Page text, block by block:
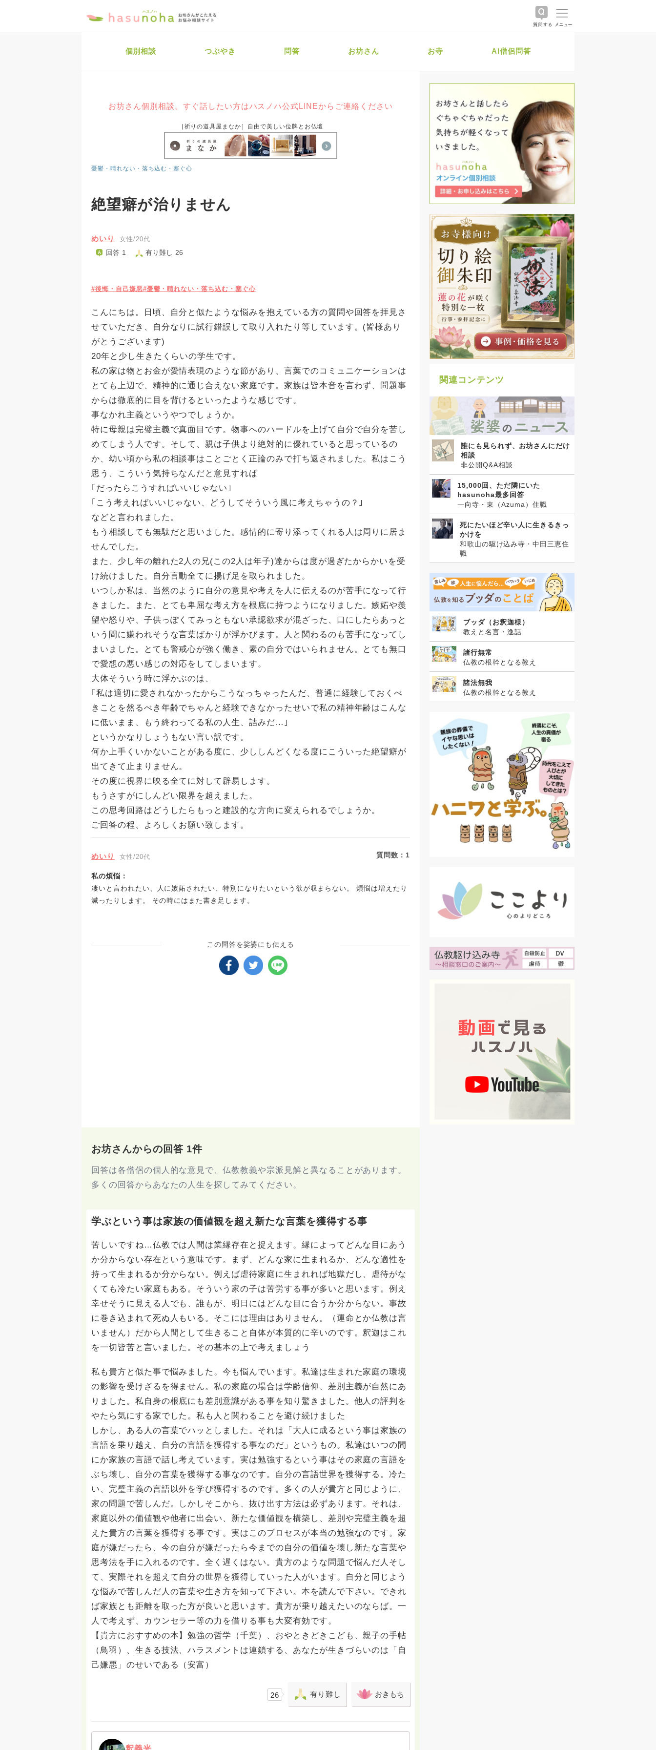
個別相談 つぶやき 問答 お坊さん お寺 AI僧侶問答
お坊さん個別相談。すぐ話したい方はハスノハ公式LINEからご連絡ください
［祈りの道具屋まなか］自由で美しい位牌とお仏壇
憂鬱・晴れない・落ち込む・塞ぐ心
絶望癖が治りません
めいり 女性/20代
回答 1 有り難し 26
#後悔・自己嫌悪#憂鬱・晴れない・落ち込む・塞ぐ心
こんにちは。日頃、自分と似たような悩みを抱えている方の質問や回答を拝見さ
せていただき、自分なりに試行錯誤して取り入れたり等しています。(皆様あり
がとうございます)
20年と少し生きたくらいの学生です。
私の家は物とお金が愛情表現のような節があり、言葉でのコミュニケーションは
とても上辺で、精神的に通じ合えない家庭です。家族は皆本音を言わず、問題事
からは徹底的に目を背けるといったような感じです。
事なかれ主義というやつでしょうか。
特に母親は完璧主義で真面目です。物事へのハードルを上げて自分で自分を苦し
めてしまう人です。そして、親は子供より絶対的に優れていると思っているの
か、幼い頃から私の相談事はことごとく正論のみで打ち返されました。私はこう
思う、こういう気持ちなんだと意見すれば
｢だったらこうすればいいじゃない｣
｢こう考えればいいじゃない、どうしてそういう風に考えちゃうの？｣
などと言われました。
もう相談しても無駄だと思いました。感情的に寄り添ってくれる人は周りに居ま
せんでした。
また、少し年の離れた2人の兄(この2人は年子)達からは度が過ぎたからかいを受
け続けました。自分言動全てに揚げ足を取られました。
いつしか私は、当然のように自分の意見や考えを人に伝えるのが苦手になって行
きました。また、とても卑屈な考え方を根底に持つようになりました。嫉妬や羨
望や怒りや、子供っぽくてみっともない承認欲求が混ざった、口にしたらあっと
いう間に嫌われそうな言葉ばかりが浮かびます。人と関わるのも苦手になってし
まいました。とても警戒心が強く働き、素の自分ではいられません。とても無口
で愛想の悪い感じの対応をしてしまいます。
大体そういう時に浮かぶのは、
｢私は適切に愛されなかったからこうなっちゃったんだ、普通に経験しておくべ
きことを然るべき年齢でちゃんと経験できなかったせいで私の精神年齢はこんな
に低いまま、もう終わってる私の人生、詰みだ…｣
というかなりしょうもない言い訳です。
何か上手くいかないことがある度に、少ししんどくなる度にこういった絶望癖が
出てきて止まりません。
その度に視界に映る全てに対して辟易します。
もうさすがにしんどい限界を超えました。
この思考回路はどうしたらもっと建設的な方向に変えられるでしょうか。
ご回答の程、よろしくお願い致します。
めいり 女性/20代 質問数： 1
私の煩悩：
凄いと言われたい、人に嫉妬されたい、特別になりたいという欲が収まらない。 煩悩は増えたり
減ったりします。 その時にはまた書き足します。
この問答を娑婆にも伝える
お坊さんからの回答 1件
回答は各僧侶の個人的な意見で、仏教教義や宗派見解と異なることがあります。
多くの回答からあなたの人生を探してみてください。
学ぶという事は家族の価値観を超え新たな言葉を獲得する事
苦しいですね…仏教では人間は業縁存在と捉えます。縁によってどんな目にあう
か分からない存在という意味です。まず、どんな家に生まれるか、どんな適性を
持って生まれるか分からない。例えば虐待家庭に生まれれば地獄だし、虐待がな
くても冷たい家庭もある。そういう家の子は苦労する事が多いと思います。例え
幸せそうに見える人でも、誰もが、明日にはどんな目に合うか分からない。事故
に巻き込まれて死ぬ人もいる。そこには理由はありません。（運命とか仏教は言
いません）だから人間として生きること自体が本質的に辛いのです。釈迦はこれ
を一切皆苦と言いました。その基本の上で考えましょう
私も貴方と似た事で悩みました。今も悩んでいます。私達は生まれた家庭の環境
の影響を受けざるを得ません。私の家庭の場合は学齢信仰、差別主義が自然にあ
りました。私自身の根底にも差別意識がある事を知り驚きました。他人の評判を
やたら気にする家でした。私も人と関わることを避け続けました
しかし、ある人の言葉でハッとしました。それは「大人に成るという事は家族の
言語を乗り越え、自分の言語を獲得する事なのだ」というもの。私達はいつの間
にか家族の言語で話し考えています。実は勉強するという事はその家庭の言語を
ぶち壊し、自分の言葉を獲得する事なのです。自分の言語世界を獲得する。冷た
い、完璧主義の言語以外を学び獲得するのです。多くの人が貴方と同じように、
家の問題で苦しんだ。しかしそこから、抜け出す方法は必ずあります。それは、
家庭以外の価値観や他者に出会い、新たな価値観を構築し、差別や完璧主義を超
えた貴方の言葉を獲得する事です。実はこのプロセスが本当の勉強なのです。家
庭が嫌だったら、今の自分が嫌だったら今までの自分の価値を壊し新たな言葉や
思考法を手に入れるのです。全く遅くはない。貴方のような問題で悩んだ人そし
て、実際それを超えて自分の世界を獲得していった人がいます。自分と同じよう
な悩みで苦しんだ人の言葉や生き方を知って下さい。本を読んで下さい。できれ
ば家族とも距離を取った方が良いと思います。貴方が乗り越えたいのならば。一
人で考えず、カウンセラー等の力を借りる事も大変有効です。
【貴方におすすめの本】勉強の哲学（千葉）、おやときどきこども、親子の手帖
（鳥羽）、生きる技法、ハラスメントは連鎖する、あなたが生きづらいのは「自
己嫌悪」のせいである（安富）
26 有り難し おきもち
関連コンテンツ
誰にも見られず、お坊さんにだけ
相談
非公開Q&A相談
15,000回、ただ隣にいた
hasunoha最多回答
一向寺・東（Azuma）住職
死にたいほど辛い人に生きるきっ
かけを
和歌山の駆け込み寺・中田三恵住
職
ブッダ（お釈迦様）
教えと名言・逸話
諸行無常
仏教の根幹となる教え
諸法無我
仏教の根幹となる教え